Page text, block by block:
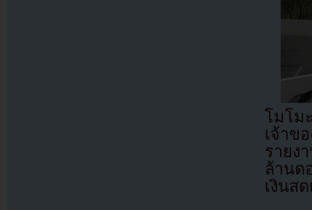
โมโม
เจ้าข
รายง
ล้าน
เงินส